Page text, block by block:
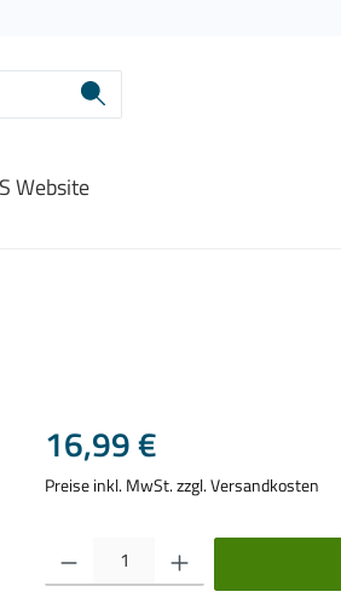
Website
Regulärer Preis:
16,99 €
Preise inkl. MwSt. zzgl. Versandkosten
Produkt Anzahl: Gib den gewünschten